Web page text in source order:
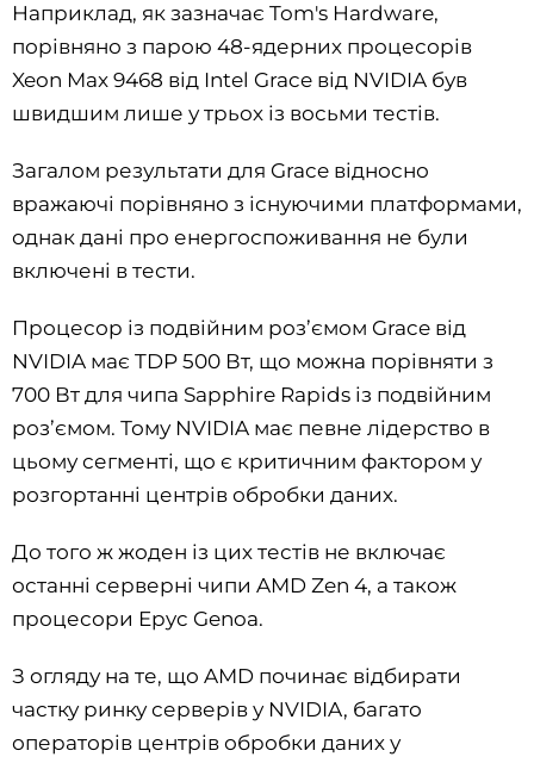
Наприклад, як зазначає Tom's Hardware,
порівняно з парою 48-ядерних процесорів
Xeon Max 9468 від Intel Grace від NVIDIA був
швидшим лише у трьох із восьми тестів.
Загалом результати для Grace відносно
вражаючі порівняно з існуючими платформами,
однак дані про енергоспоживання не були
включені в тести.
Процесор із подвійним роз’ємом Grace від
NVIDIA має TDP 500 Вт, що можна порівняти з
700 Вт для чипа Sapphire Rapids із подвійним
роз’ємом. Тому NVIDIA має певне лідерство в
цьому сегменті, що є критичним фактором у
розгортанні центрів обробки даних.
До того ж жоден із цих тестів не включає
останні серверні чипи AMD Zen 4, а також
процесори Epyc Genoa.
З огляду на те, що AMD починає відбирати
частку ринку серверів у NVIDIA, багато
операторів центрів обробки даних у